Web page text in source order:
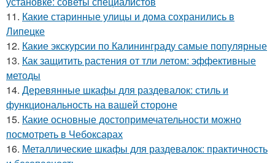
11. Какие старинные улицы и дома сохранились в
Липецке
12. Какие экскурсии по Калининграду самые популярные
13. Как защитить растения от тли летом: эффективные
методы
14. Деревянные шкафы для раздевалок: стиль и
функциональность на вашей стороне
15. Какие основные достопримечательности можно
посмотреть в Чебоксарах
16. Металлические шкафы для раздевалок: практичность